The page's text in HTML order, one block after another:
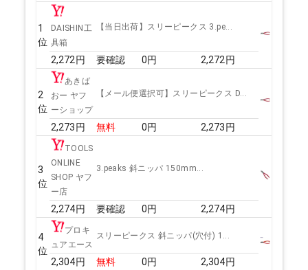
1
位
DAISHIN工
具箱
【当日出荷】スリーピークス 3.pe...
2,272円 要確認 0円 2,272円
2
位
あきば
おー ヤフ
ーショップ
【メール便選択可】スリーピークス D...
2,273円 無料 0円 2,273円
3
位
TOOLS
ONLINE
SHOP ヤフ
ー店
3.peaks 斜ニッパ 150mm...
2,274円 要確認 0円 2,274円
4
位
プロキ
ュアエース
スリーピークス 斜ニッパ(穴付) 1...
2,304円 無料 0円 2,304円